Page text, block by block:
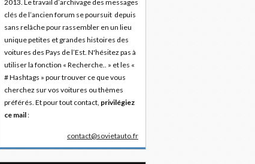
2013. Le travail d’archivage des messages
clés de l’ancien forum se poursuit depuis
sans relâche pour rassembler en un lieu
unique petites et grandes histoires des
voitures des Pays de l’Est. N'hésitez pas à
utiliser la fonction « Recherche.. » et les «
# Hashtags » pour trouver ce que vous
cherchez sur vos voitures ou thèmes
préférés. Et pour tout contact, privilégiez
ce mail:
contact@sovietauto.fr